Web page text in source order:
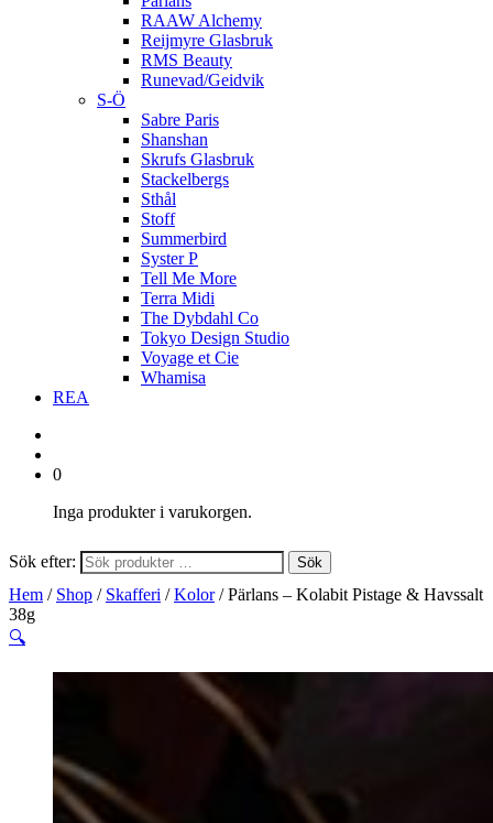
RAAW Alchemy
Reijmyre Glasbruk
RMS Beauty
Runevad/Geidvik
S-Ö
Sabre Paris
Shanshan
Skrufs Glasbruk
Stackelbergs
Sthål
Stoff
Summerbird
Syster P
Tell Me More
Terra Midi
The Dybdahl Co
Tokyo Design Studio
Voyage et Cie
Whamisa
REA
0
Inga produkter i varukorgen.
Sök efter: Sök
Hem / Shop / Skafferi /Kolor/ Pärlans – Kolabit Pistage & Havssalt
38g
🔍